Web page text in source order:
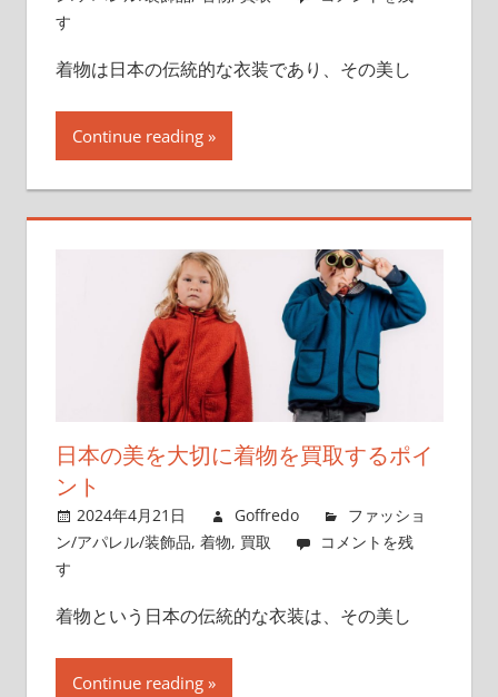
す
着物は日本の伝統的な衣装であり、その美し
Continue reading
日本の美を大切に着物を買取するポイ
ント
2024年4月21日 Goffredo
ファッショ
ン/アパレル/装飾品, 着物, 買取
コメントを残
す
着物という日本の伝統的な衣装は、その美し
Continue reading